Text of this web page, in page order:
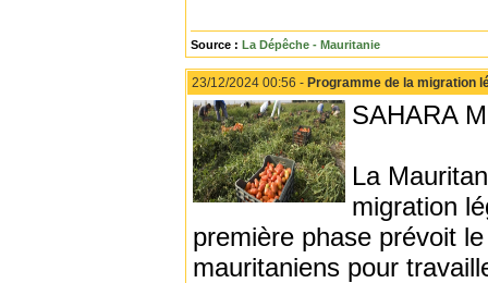
Source : La Dépêche - Mauritanie
23/12/2024 00:56 - Programme de la migration
SAHARA
La
migration
première phase prévoit
mauritaniens pour